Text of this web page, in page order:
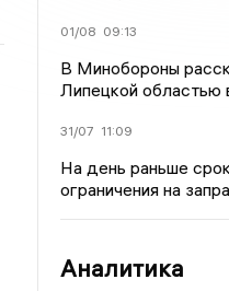
01/08 09:13
В Минобороны
Липецкой областью
31/07 11:09
На день раньше
ограничения на
Аналитика